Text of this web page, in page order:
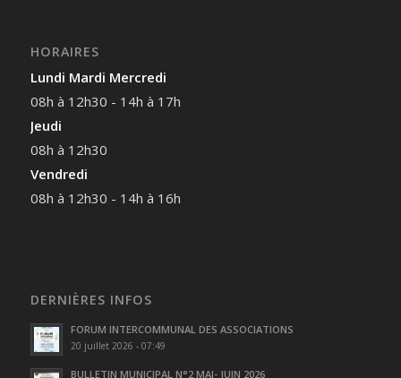
HORAIRES
Lundi Mardi Mercredi
08h à 12h30 - 14h à 17h
Jeudi
08h à 12h30
Vendredi
08h à 12h30 - 14h à 16h
DERNIÈRES INFOS
FORUM INTERCOMMUNAL DES ASSOCIATIONS
20 juillet 2026 - 07:49
BULLETIN MUNICIPAL N°2 MAI- JUIN 2026